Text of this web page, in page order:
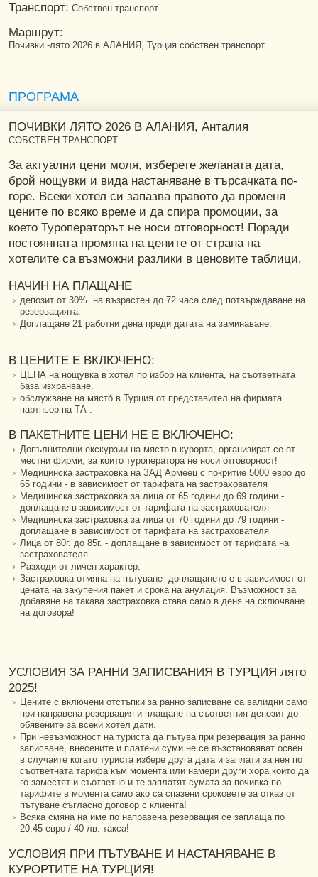
Транспорт: Собствен транспорт
Маршрут:
Почивки -лято 2026 в АЛАНИЯ, Турция собствен транспорт
ПРОГРАМА
ПОЧИВКИ ЛЯТО 2026 В АЛАНИЯ, Анталия
СОБСТВЕН ТРАНСПОРТ
За актуални цени моля, изберете желаната дата,
брой нощувки и вида настаняване в търсачката по-
горе. Всеки хотел си запазва правото да променя
цените по всяко време и да спира промоции, за
което Туроператорът не носи отговорност! Поради
постоянната промяна на цените от страна на
хотелите са възможни разлики в ценовите таблици.
НАЧИН НА ПЛАЩАНЕ
депозит от 30%. на възрастен до 72 часа след потвърждаване на
резервацията.
Доплащане 21 работни дена преди датата на заминаване.
В ЦЕНИТЕ Е ВКЛЮЧЕНО:
ЦЕНА на нощувка в хотел по избор на клиента, на съответната
база изхранване.
обслужване на мястó в Турция от представител на фирмата
партньор на ТА .
В ПАКЕТНИТЕ ЦЕНИ НЕ Е ВКЛЮЧЕНО:
Допълнителни екскурзии на място в курорта, организират се от
местни фирми, за които туроператора не носи отговорност!
Медицинска застраховка на ЗАД Армеец с покритие 5000 евро до
65 години - в зависимост от тарифата на застрахователя
Медицинска застраховка за лица от 65 години до 69 години -
доплащане в зависимост от тарифата на застрахователя
Медицинска застраховка за лица от 70 години до 79 години -
доплащане в зависимост от тарифата на застрахователя
Лица от 80г. до 85г. - доплащане в зависимост от тарифата на
застрахователя
Разходи от личен характер.
Застраховка отмяна на пътуване- доплащането е в зависимост от
цената на закупения пакет и срока на анулация. Възможност за
добавяне на такава застраховка става само в деня на сключване
на договора!
УСЛОВИЯ ЗА РАННИ ЗАПИСВАНИЯ В ТУРЦИЯ лято
2025!
Цените с включени отстъпки за ранно записване са валидни само
при направена резервация и плащане на съответния депозит до
обявените за всеки хотел дати.
При невъзможност на туриста да пътува при резервация за ранно
записване, внесените и платени суми не се възстановяват освен
в случаите когато туриста избере друга дата и заплати за нея по
съответната тарифа към момента или намери други хора които да
го заместят и съответно и те заплатят сумата за почивка по
тарифите в момента само ако са спазени сроковете за отказ от
пътуване съгласно договор с клиента!
Всяка смяна на име по направена резервация се заплаща по
20,45 евро / 40 лв. такса!
УСЛОВИЯ ПРИ ПЪТУВАНЕ И НАСТАНЯВАНЕ В
КУРОРТИТЕ НА ТУРЦИЯ!